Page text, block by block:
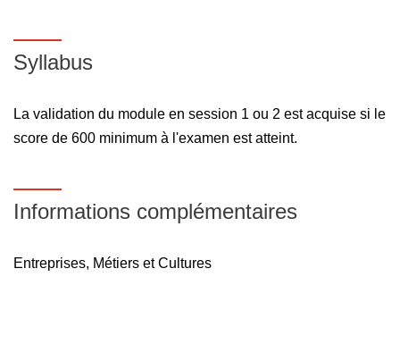
Syllabus
La validation du module en session 1 ou 2 est acquise si le
score de 600 minimum à l'examen est atteint.
Informations complémentaires
Entreprises, Métiers et Cultures